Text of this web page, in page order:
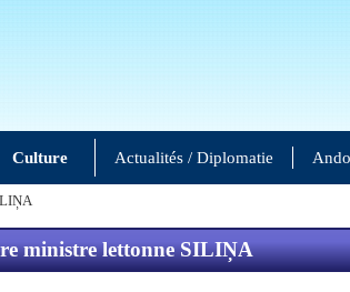
Culture Actualités / Diplomatie
ministre lettonne SILIŅA